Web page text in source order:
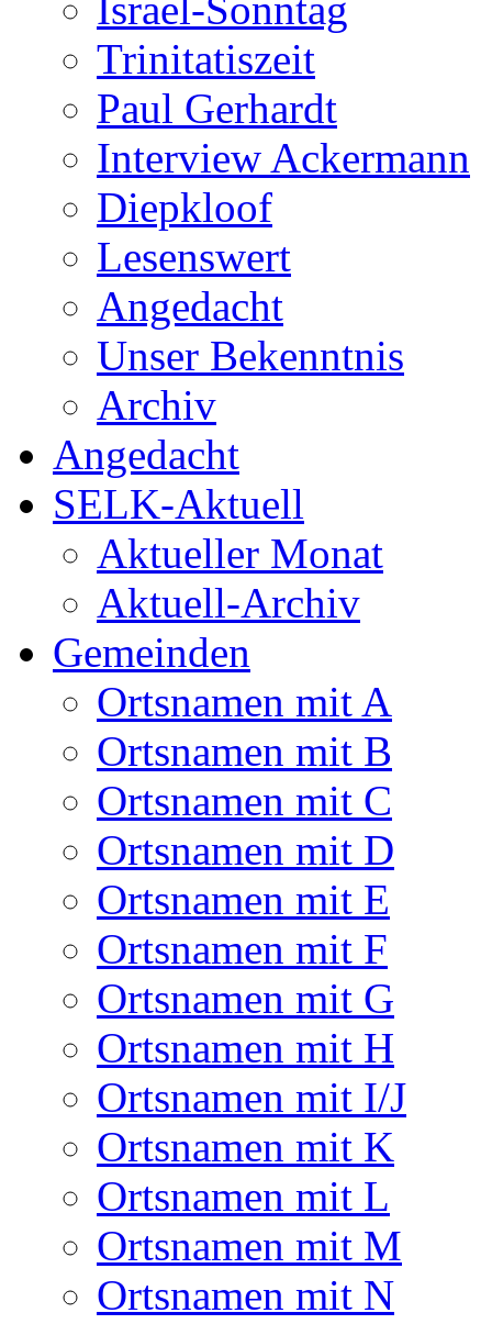
Trinitatiszeit
Paul Gerhardt
Interview Ackermann
Diepkloof
Lesenswert
Angedacht
Unser Bekenntnis
Archiv
Angedacht
SELK-Aktuell
Aktueller Monat
Aktuell-Archiv
Gemeinden
Ortsnamen mit A
Ortsnamen mit B
Ortsnamen mit C
Ortsnamen mit D
Ortsnamen mit E
Ortsnamen mit F
Ortsnamen mit G
Ortsnamen mit H
Ortsnamen mit I/J
Ortsnamen mit K
Ortsnamen mit L
Ortsnamen mit M
Ortsnamen mit N